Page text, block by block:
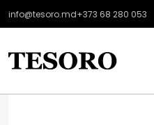
info@tesoro.md+373 68 280 053